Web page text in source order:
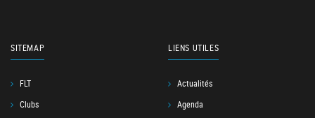
SITEMAP
FLT
Clubs
LIENS UTILES
Actualités
Agenda